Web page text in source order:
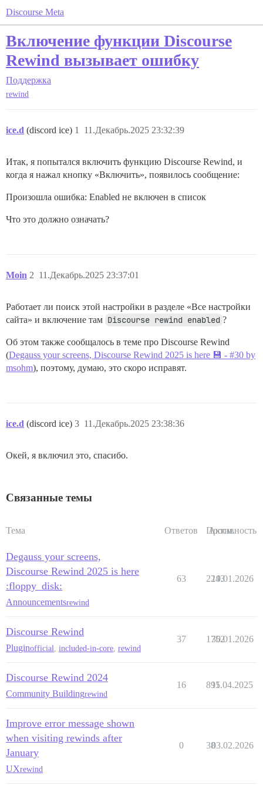
Discourse Meta
Включение функции Discourse
Rewind вызывает ошибку
Поддержка
rewind
ice.d (discord ice) 11.Декабрь.2025 23:32:39
1
Итак, я попытался включить функцию Discourse Rewind, и
когда я нажал кнопку «Включить», появилось сообщение:
Произошла ошибка: Enabled не включен в список
Что это должно означать?
Moin 11.Декабрь.2025 23:37:01
2
Работает ли поиск этой настройки в разделе «Все настройки
сайта» и включение там Discourse rewind enabled ?
Об этом также сообщалось в теме про Discourse Rewind
(Degauss your screens, Discourse Rewind 2025 is here 💾 - #30 by
msohm), поэтому, думаю, это скоро исправят.
ice.d (discord ice) 11.Декабрь.2025 23:38:36
3
Окей, я включил это, спасибо.
Связанные темы
Тема Ответов Просм.
Активность
Degauss your screens,
Discourse Rewind 2025 is here
:floppy_disk:
Announcementsrewind
63 2243
19.01.2026
Discourse Rewind
Pluginofficial included-in-core rewind
37 1752
30.01.2026
Discourse Rewind 2024
Community Buildingrewind
16 895
11.04.2025
Improve error message shown
when visiting rewinds after
January
UXrewind
0 3803.02.2026